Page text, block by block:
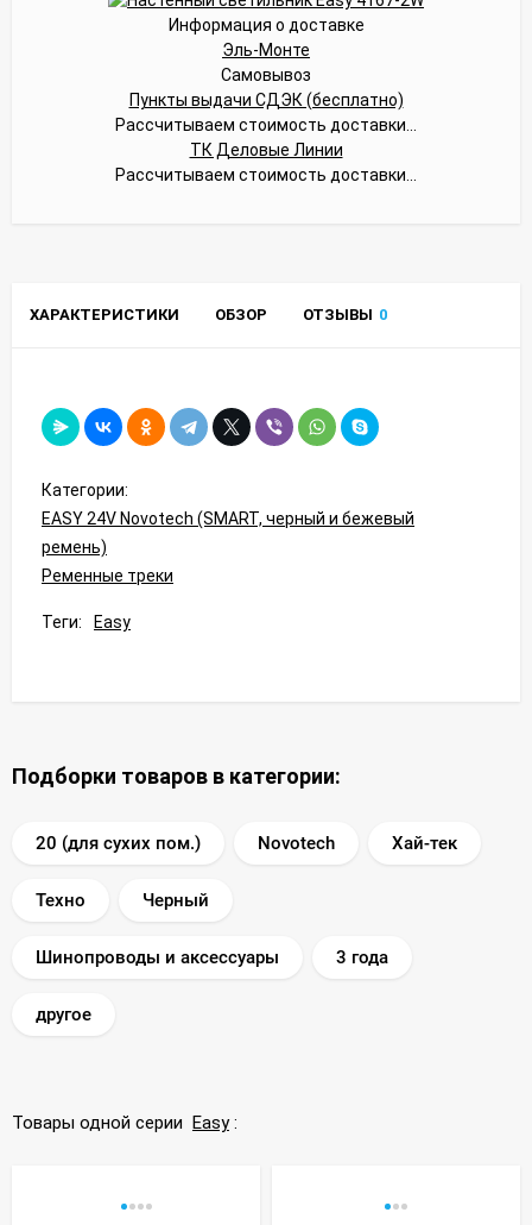
Информация о доставке
Эль-Монте
Самовывоз
Пункты выдачи СДЭК (бесплатно)
Рассчитываем стоимость доставки...
ТК Деловые Линии
Рассчитываем стоимость доставки...
ХАРАКТЕРИСТИКИ ОБЗОР ОТЗЫВЫ 0
Категории:
EASY 24V Novotech (SMART, черный и бежевый
ремень)
Ременные треки
Теги: Easy
Подборки товаров в категории:
20 (для сухих пом.) Novotech Хай-тек
Техно Черный
Шинопроводы и аксессуары 3 года
другое
Товары одной серии Easy: